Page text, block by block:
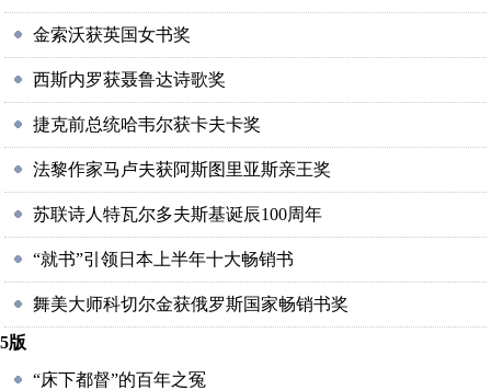
金索沃获英国女书奖
西斯内罗获聂鲁达诗歌奖
捷克前总统哈韦尔获卡夫卡奖
法黎作家马卢夫获阿斯图里亚斯亲王奖
苏联诗人特瓦尔多夫斯基诞辰100周年
“就书”引领日本上半年十大畅销书
舞美大师科切尔金获俄罗斯国家畅销书奖
5版
“床下都督”的百年之冤